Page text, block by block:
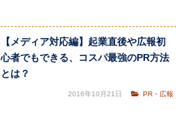
【メディア対応編】起業直後や広報初
心者でもできる、コスパ最強のPR方法
とは？
2016年10月21日 PR・広報